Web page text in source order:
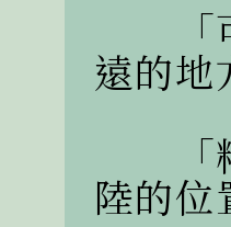
「可
遠的地
「糟
陸的